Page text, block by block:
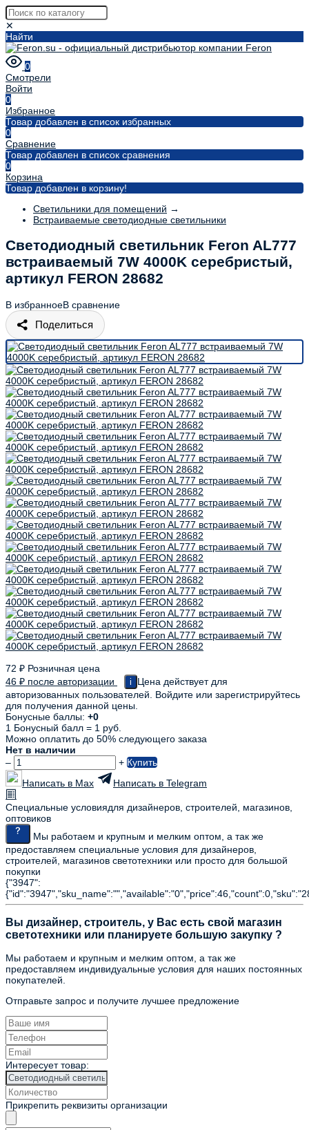
✕
Найти
0
Смотрели
Войти
0
Избранное
Товар добавлен в список избранных
0
Сравнение
Товар добавлен в список сравнения
0
Корзина
Товар добавлен в корзину!
Светильники для помещений →
Встраиваемые светодиодные светильники
Светодиодный светильник Feron AL777
встраиваемый 7W 4000K серебристый,
артикул FERON 28682
В избранноеВ сравнение
Поделиться
72 ₽ Розничная цена
46 ₽ после авторизации i
Цена действует для
авторизованных пользователей. Войдите или зарегистрируйтесь
для получения данной цены.
Бонусные баллы: +0
1 Бонусный балл = 1 руб.
Можно оплатить до 50% следующего заказа
Нет в наличии
–
+ Купить
Написать в Max
Написать в Telegram
Специальные условиядля дизайнеров, строителей, магазинов,
оптовиков
Мы работаем и крупным и мелким оптом, а так же
предоставляем специальные условия для дизайнеров,
строителей, магазинов светотехники или просто для большой
покупки
{"3947":
Вы дизайнер, строитель, у Вас есть свой магазин
светотехники или планируете большую закупку ?
Мы работаем и крупным и мелким оптом, а так же
предоставляем индивидуальные условия для наших постоянных
покупателей.
Отправьте запрос и получите лучшее предложение
Интересует товар:
Прикрепить реквизиты организации